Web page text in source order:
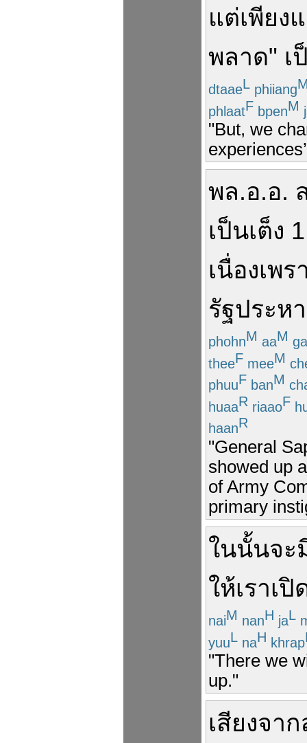
แต่เพียง
พลาด" เ
dtaaeL phiiang
phlaatF bpenM
"But, we
พล.อ.อ.
เป็นเต็ง 1
เนื่องเพร
รัฐประห
phohnM aaM
theeF meeM
phuuF banM
huaaR riaaoF
haanR
"General
showed up
of Army
primary
ในนั้นจะ
ให้เราเปิ
naiM nanH jaL
yuuL naH khrap
"There we
up."
เสียงจาก